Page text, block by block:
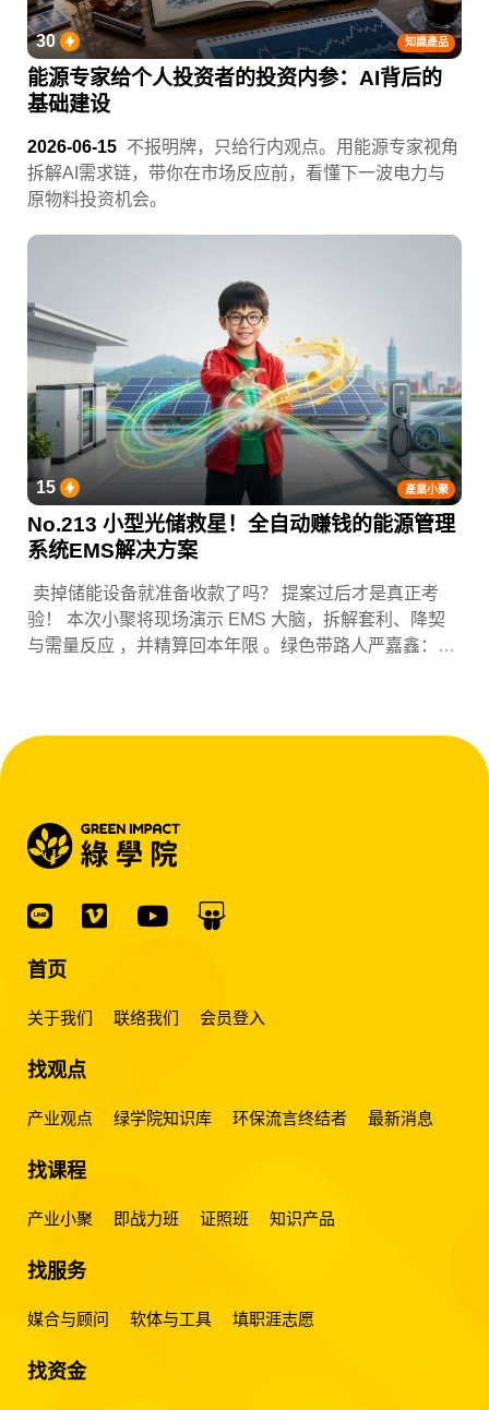
知識產品
30
能源专家给个人投资者的投资内参：AI背后的
基础建设
2026-06-15 不报明牌，只给行内观点。用能源专家视角
拆解AI需求链，带你在市场反应前，看懂下一波电力与
原物料投资机会。
產業小聚
15
No.213 小型光储救星！全自动赚钱的能源管理
系统EMS解决方案
卖掉储能设备就准备收款了吗？ 提案过后才是真正考
验！ 本次小聚将现场演示 EMS 大脑，拆解套利、降契
与需量反应 ，并精算回本年限 。绿色带路人严嘉鑫：
首页
关于我们 联络我们 会员登入
找观点
产业观点 绿学院知识库 环保流言终结者 最新消息
找课程
产业小聚 即战力班 证照班 知识产品
找服务
媒合与顾问 软体与工具 填职涯志愿
找资金